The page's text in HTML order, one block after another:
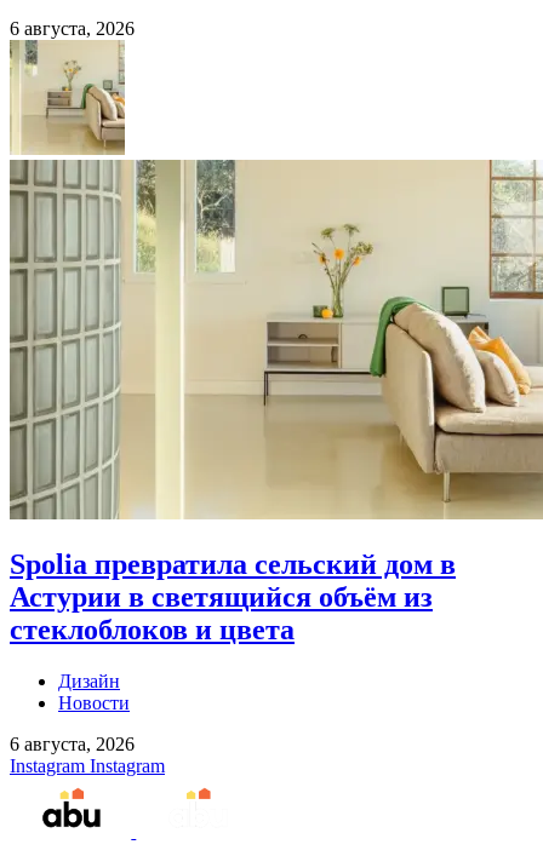
6 августа, 2026
Spolia превратила сельский дом в
Астурии в светящийся объём из
стеклоблоков и цвета
Дизайн
Новости
6 августа, 2026
Instagram Instagram